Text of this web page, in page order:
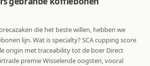
die het beste willen, hebben we
lijn. Wat is specialty? SCA cupping score
origin met traceability tot de boer Direct
premie Wisselende oogsten, vooral